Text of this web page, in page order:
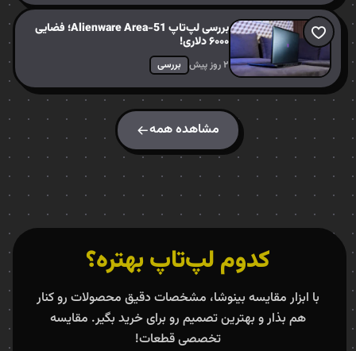
بررسی لپ‌تاپ Alienware Area-51؛ فضایی
۶۰۰۰ دلاری!
۲ روز پیش بررسی
مشاهده همه
کدوم لپ‌تاپ بهتره؟
با ابزار مقایسه بینوشا، مشخصات دقیق محصولات رو کنار
هم بذار و بهترین تصمیم رو برای خرید بگیر. مقایسه
تخصصی قطعات!